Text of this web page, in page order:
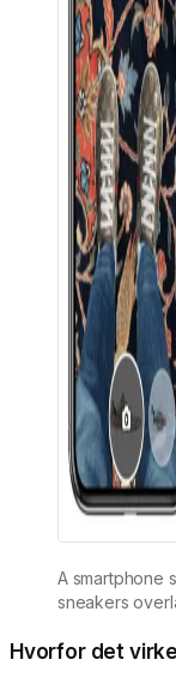
A smartphone
sneakers
Hvorfor det